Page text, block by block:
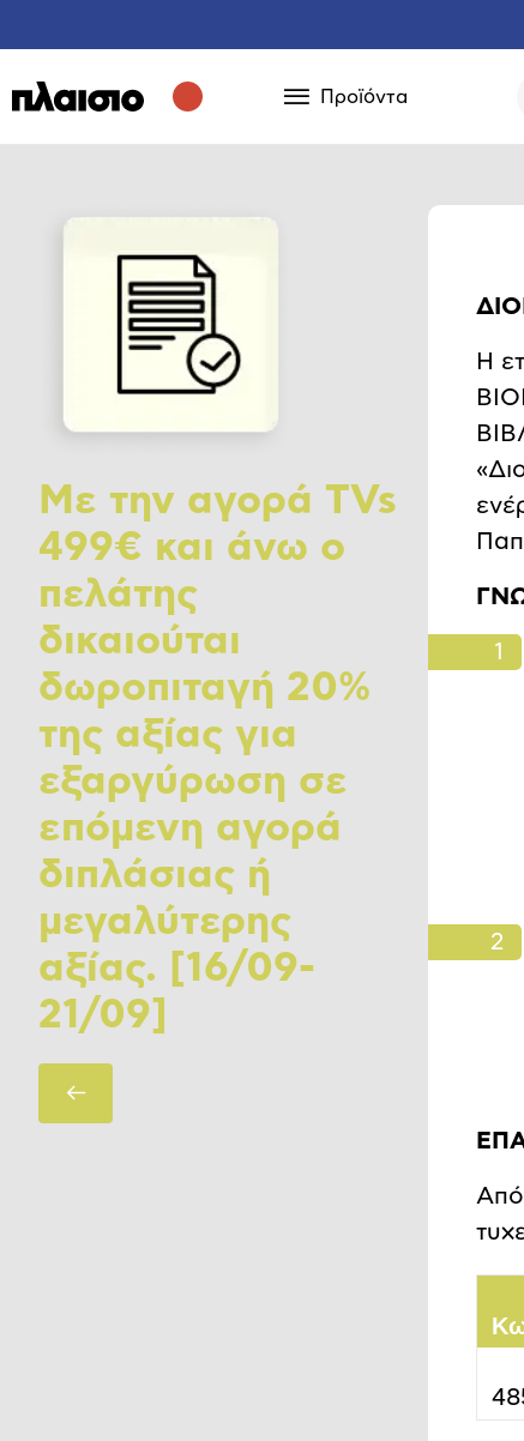
Προϊόντα
Με την αγορά TVs
499€ και άνω ο
πελάτης
δικαιούται
δωροπιταγή 20%
της αξίας για
εξαργύρωση σε
επόμενη αγορά
διπλάσιας ή
μεγαλύτερης
αξίας. [16/09-
21/09]
Η
Από